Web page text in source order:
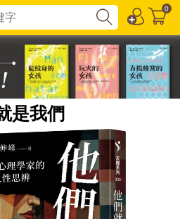
0
是我們